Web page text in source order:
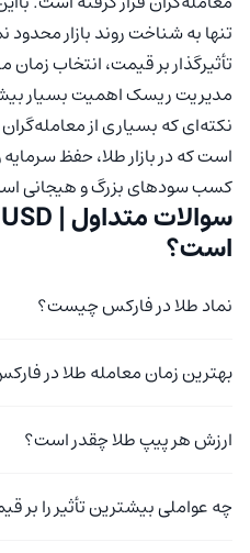
تنها به شناخت روند بازار
تأثیرگذار بر قیمت، انتخاب
مدیریت ریسک اهمیت بسیار
نکته‌ای که بسیاری از
است که در بازار طلا، حفظ
کسب سودهای بزرگ و هیجانی
است؟
نماد طلا در فارکس چیست؟
بهترین زمان معامله طلا در
ارزش هر پیپ طلا چقدر است؟
چه عواملی بیشترین تأثیر را بر